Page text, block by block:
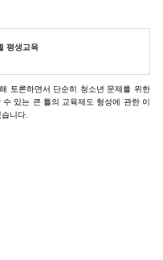
평생교육
토론하면서 단순히 청소년 문제를 위한
있는 큰 틀의 교육제도 형성에 관한 이
니다.